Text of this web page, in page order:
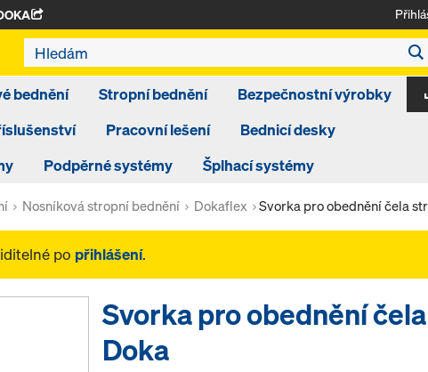
bednění Stropní bednění
Bezpečnostní výrobky
Pracovní lešení
Bednicí desky
Podpěrné systémy Šplhací systémy
Nosníková stropní bednění Dokaflex Svorka pro obednění čela
po přihlášení.
Svorka pro obednění
Doka